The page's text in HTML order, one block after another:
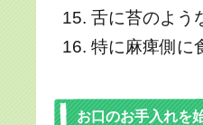
舌に苔のよう
特に麻痺側に
お口のお手入れを